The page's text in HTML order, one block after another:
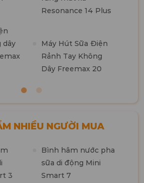
Resonance 14 Plus
dây
Máy Hút Sữa Điện
Rảnh Tay Không
Dây Freemax 20
NHIỀU NGƯỜI MUA
3
Bình hâm nước pha
sữa di động Mini
Smart 7